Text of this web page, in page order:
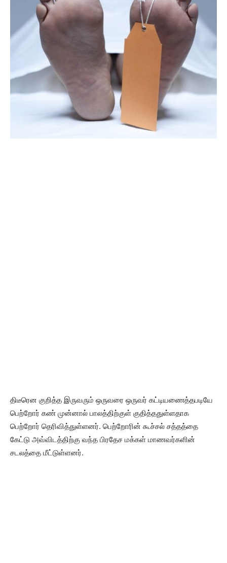
திடீரென குறித்த இருவரும் ஒருவரை ஒருவர் கட்டியணைத்தபடியே
பெற்றோர் கண் முன்னால் பாலத்திற்குள் குதித்ததுள்ளதாக
பெற்றோர் தெரிவித்துள்ளனர். பெற்றோரின் கூச்சல் சத்தத்தை
கேட்டு அவ்விடத்திற்கு வந்த பிரதேச மக்கள் மாணவர்களின்
சடலத்தை மீட்டுள்ளனர்.